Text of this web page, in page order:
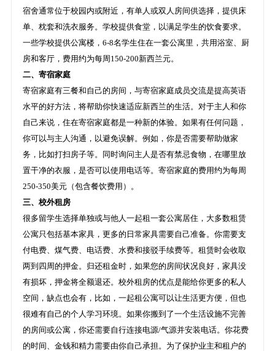
宿舍通常位于校园内或附近，有单人或双人房间供选择，提供床
单、枕套和洗衣服务。学校提供食堂，以满足学生的饮食要求。
一些学校提供公寓楼，6-8名学生住在一套公寓里，共用浴室、厨
房和客厅，费用约为每周150-200新西兰元。
二、寄宿家庭
寄宿家庭有三餐和自己的房间，与寄宿家庭成员交流是提高英语
水平的好方法，将帮助你快速适应新西兰的生活。对于主人和你
自己来说，住在寄宿家庭都是一种新的体验。如果有任何问题，
你可以与主人沟通，以避免误解。例如，你是否需要帮助做家
务，比如打扫房子等。同时询问主人是否有禁忌食物，在哪里放
置干净的衣服，是否可以使用电话等。寄宿家庭的费用约为每周
250-350美元（包含餐饮费用）。
三、校外租房
很多留学生选择单独或与他人一起租一套公寓居住，大多数租赁
公寓只包括基本家具，更多的日常家具需要自己准备。你需要支
付电费、煤气费、电话费、水费和接驳手续费等。租赁时会收取
两到四周的押金。归还租金时，如果您的房间状况良好，家具没
有损坏，押金将全额退还。校外租房的优点是能给你更多的私人
空间，缺点也会有，比如，一起租公寓可以让生活更方便，但也
很难有自己的个人学习环境。如果你搬到了一个生活设施不完善
的房间或公寓，你还需要自行连接电源/气源并安装电话。你花费
的时间、金钱和精力需要由你自己承担。为了保护业主和租户的